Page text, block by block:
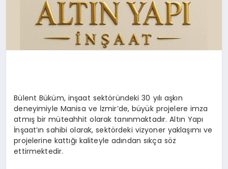
Bülent Büküm, inşaat sektöründeki 30 yılı aşkın
deneyimiyle Manisa ve İzmir’de, büyük projelere imza
atmış bir müteahhit olarak tanınmaktadır. Altın Yapı
İnşaat’ın sahibi olarak, sektördeki vizyoner yaklaşımı ve
projelerine kattığı kaliteyle adından sıkça söz
ettirmektedir.